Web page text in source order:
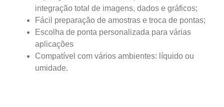
integração total de imagens, dados e gráficos;
Fácil preparação de amostras e troca de pontas;
Escolha de ponta personalizada para várias
aplicações
Compatível com vários ambientes: líquido ou
umidade.